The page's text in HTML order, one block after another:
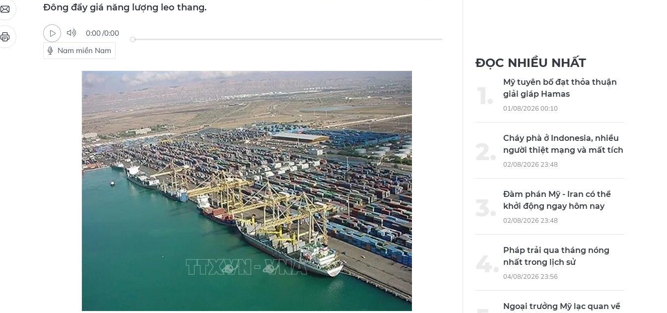
Đông đẩy giá năng lượng leo thang.
0:00/0:00
Nam miền Nam
ĐỌC NHIỀU NHẤT
Mỹ tuyên bố đạt thỏa thuận
giải giáp Hamas
01/08/2026 00:10
Cháy phà ở Indonesia, nhiều
người thiệt mạng và mất tích
02/08/2026 23:48
Đàm phán Mỹ - Iran có thể
khởi động ngay hôm nay
02/08/2026 23:48
Pháp trải qua tháng nóng
nhất trong lịch sử
04/08/2026 23:56
Ngoại trưởng Mỹ lạc quan về